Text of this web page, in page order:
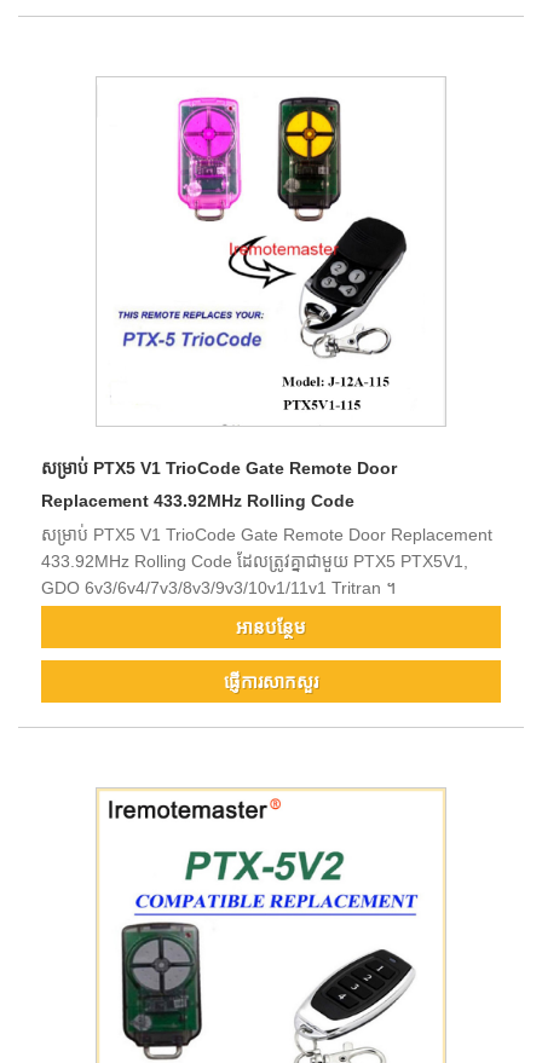
សម្រាប់ PTX5 V1 TrioCode Gate Remote Door
Replacement 433.92MHz Rolling Code
សម្រាប់ PTX5 V1 TrioCode Gate Remote Door Replacement
433.92MHz Rolling Code ដែលត្រូវគ្នាជាមួយ PTX5 PTX5V1,
GDO 6v3/6v4/7v3/8v3/9v3/10v1/11v1 Tritran ។
អាន​បន្ថែម
ផ្ញើការសាកសួរ